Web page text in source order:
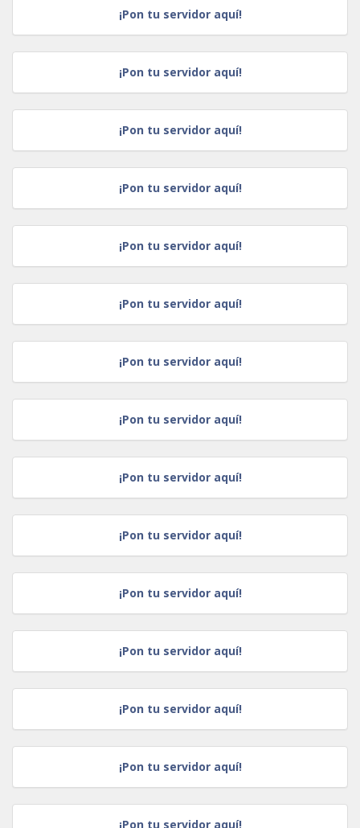
¡Pon tu servidor aquí!
¡Pon tu servidor aquí!
¡Pon tu servidor aquí!
¡Pon tu servidor aquí!
¡Pon tu servidor aquí!
¡Pon tu servidor aquí!
¡Pon tu servidor aquí!
¡Pon tu servidor aquí!
¡Pon tu servidor aquí!
¡Pon tu servidor aquí!
¡Pon tu servidor aquí!
¡Pon tu servidor aquí!
¡Pon tu servidor aquí!
¡Pon tu servidor aquí!
¡Pon tu servidor aquí!